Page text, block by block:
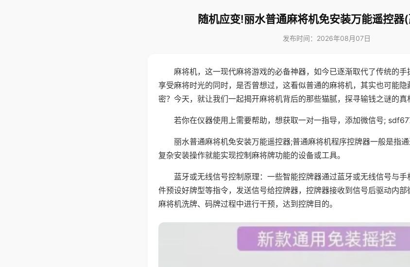
随机应变!丽水普通麻将机免安装万能遥控器
发布时间：2026年08月07日
麻将机，这一现代麻将游戏的必备神器，如今已逐渐取代了传统的
享受麻将时光的同时，是否曾想过，这看似普通的麻将机，其实也可能
密？今天，就让我们一起揭开麻将机背后的那些猫腻，探寻输钱之谜的真
若你在仪器使用上需要帮助，想获取一对一指导，添加微信号;
丽水普通麻将机免安装万能遥控器;普通麻将机程序控牌器一般是指
复杂安装操作就能实现控制麻将牌功能的设备或工具。
蓝牙或无线信号控制原理：一些智能控牌器通过蓝牙或无线信号与
件预设好牌型等指令，发送信号给控牌器，控牌器接收到信号后驱动内
麻将机洗牌、码牌过程中进行干预，达到控牌目的。